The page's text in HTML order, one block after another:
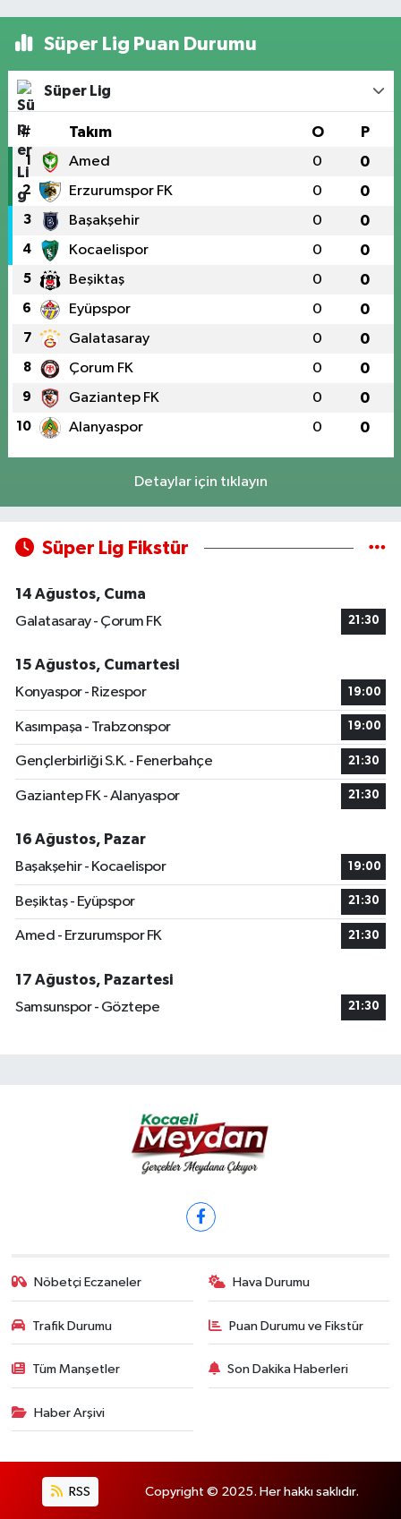
Süper Lig Puan Durumu
Süper Lig
# Takım O P
1 Amed 0 0
2 Erzurumspor FK 0 0
3 Başakşehir 0 0
4 Kocaelispor 0 0
5 Beşiktaş 0 0
6 Eyüpspor 0 0
7 Galatasaray 0 0
8 Çorum FK 0 0
9 Gaziantep FK 0 0
10 Alanyaspor 0 0
Detaylar için tıklayın
Süper Lig Fikstür
14 Ağustos, Cuma
Galatasaray - Çorum FK
21:30
15 Ağustos, Cumartesi
Konyaspor - Rizespor
19:00
Kasımpaşa - Trabzonspor 19:00
Gençlerbirliği S.K. - Fenerbahçe 21:30
Gaziantep FK - Alanyaspor 21:30
16 Ağustos, Pazar
Başakşehir - Kocaelispor
19:00
Beşiktaş - Eyüpspor 21:30
Amed - Erzurumspor FK 21:30
17 Ağustos, Pazartesi
Samsunspor - Göztepe
21:30
Nöbetçi Eczaneler Hava Durumu
Trafik Durumu Puan Durumu ve Fikstür
Tüm Manşetler Son Dakika Haberleri
Haber Arşivi
RSS Copyright © 2025. Her hakkı saklıdır.